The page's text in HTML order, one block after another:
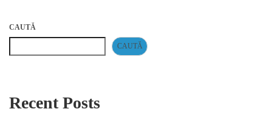
CAUTĂ
CAUTĂ
Recent Posts